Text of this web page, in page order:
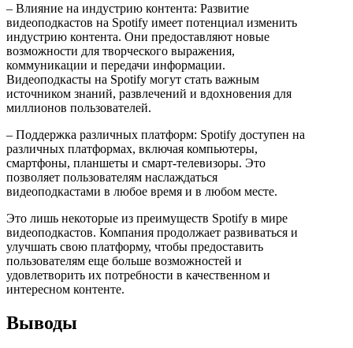
– Влияние на индустрию контента: Развитие
видеоподкастов на Spotify имеет потенциал изменить
индустрию контента. Они предоставляют новые
возможности для творческого выражения,
коммуникации и передачи информации.
Видеоподкасты на Spotify могут стать важным
источником знаний, развлечений и вдохновения для
миллионов пользователей.
– Поддержка различных платформ: Spotify доступен на
различных платформах, включая компьютеры,
смартфоны, планшеты и смарт-телевизоры. Это
позволяет пользователям наслаждаться
видеоподкастами в любое время и в любом месте.
Это лишь некоторые из преимуществ Spotify в мире
видеоподкастов. Компания продолжает развиваться и
улучшать свою платформу, чтобы предоставить
пользователям еще больше возможностей и
удовлетворить их потребности в качественном и
интересном контенте.
Выводы